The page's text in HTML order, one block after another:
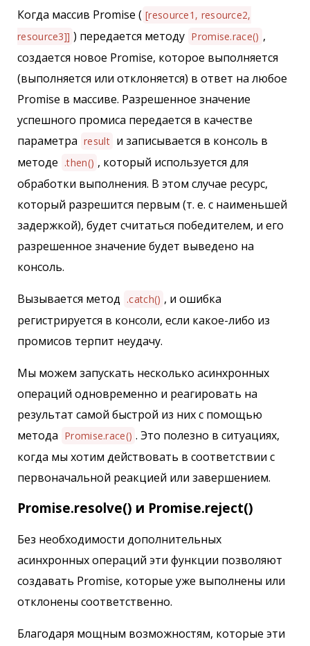
Когда массив Promise ( [resource1, resource2,
resource3]] ) передается методу Promise.race() ,
создается новое Promise, которое выполняется
(выполняется или отклоняется) в ответ на любое
Promise в массиве. Разрешенное значение
успешного промиса передается в качестве
параметра result и записывается в консоль в
методе .then() , который используется для
обработки выполнения. В этом случае ресурс,
который разрешится первым (т. е. с наименьшей
задержкой), будет считаться победителем, и его
разрешенное значение будет выведено на
консоль.
Вызывается метод .catch() , и ошибка
регистрируется в консоли, если какое-либо из
промисов терпит неудачу.
Мы можем запускать несколько асинхронных
операций одновременно и реагировать на
результат самой быстрой из них с помощью
метода Promise.race() . Это полезно в ситуациях,
когда мы хотим действовать в соответствии с
первоначальной реакцией или завершением.
Promise.resolve() и Promise.reject()
Без необходимости дополнительных
асинхронных операций эти функции позволяют
создавать Promise, которые уже выполнены или
отклонены соответственно.
Благодаря мощным возможностям, которые эти